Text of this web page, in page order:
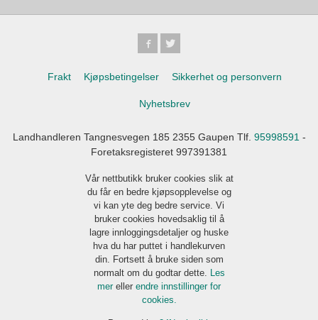
Frakt Kjøpsbetingelser Sikkerhet og personvern
Nyhetsbrev
Landhandleren Tangnesvegen 185 2355 Gaupen Tlf. 95998591 -
Foretaksregisteret 997391381
Vår nettbutikk bruker cookies slik at
du får en bedre kjøpsopplevelse og
vi kan yte deg bedre service. Vi
bruker cookies hovedsaklig til å
lagre innloggingsdetaljer og huske
hva du har puttet i handlekurven
din. Fortsett å bruke siden som
normalt om du godtar dette. Les
mer eller endre innstillinger for
cookies.